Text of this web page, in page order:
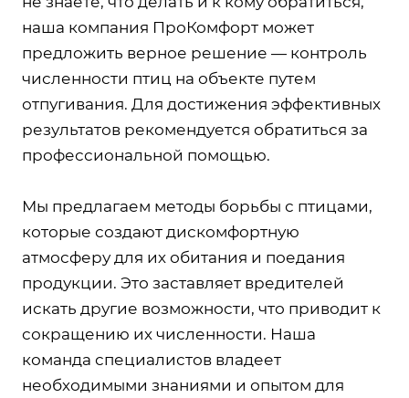
наша компания ПроКомфорт может
предложить верное решение — контроль
численности птиц на объекте путем
отпугивания. Для достижения эффективных
результатов рекомендуется обратиться за
профессиональной помощью.
Мы предлагаем методы борьбы с птицами,
которые создают дискомфортную
атмосферу для их обитания и поедания
продукции. Это заставляет вредителей
искать другие возможности, что приводит к
сокращению их численности. Наша
команда специалистов владеет
необходимыми знаниями и опытом для